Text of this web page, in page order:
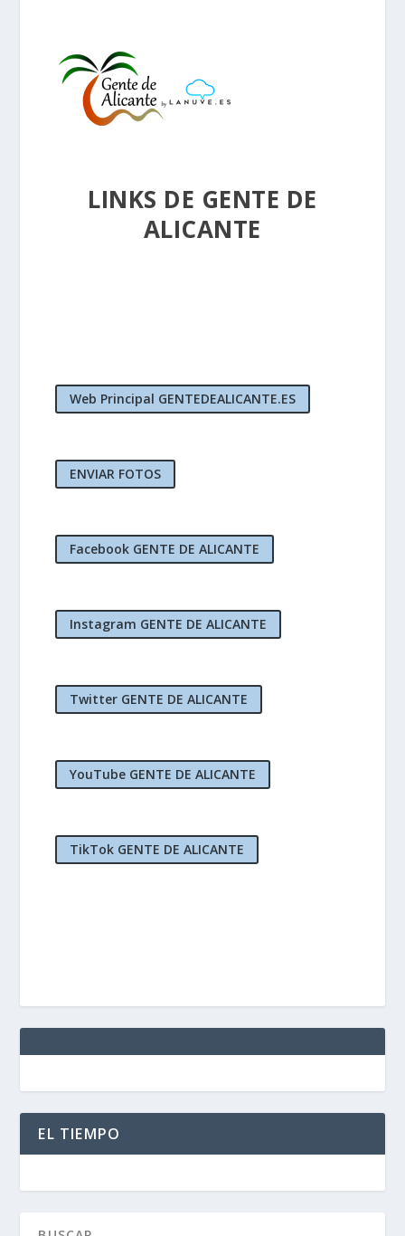
LINKS DE GENTE DE
ALICANTE
Web Principal GENTEDEALICANTE.ES
ENVIAR FOTOS
Facebook GENTE DE ALICANTE
Instagram GENTE DE ALICANTE
Twitter GENTE DE ALICANTE
YouTube GENTE DE ALICANTE
TikTok GENTE DE ALICANTE
EL TIEMPO